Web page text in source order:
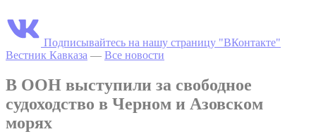
Подписывайтесь на нашу страницу "ВКонтакте"
Вестник Кавказа — Все новости
В ООН выступили за свободное
судоходство в Черном и Азовском
морях